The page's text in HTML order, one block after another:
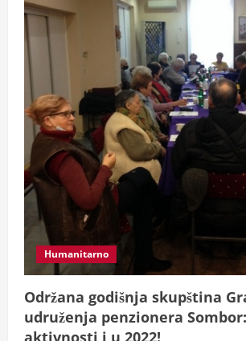
Humanitarno
Održana godišnja skupština
udruženja penzionera